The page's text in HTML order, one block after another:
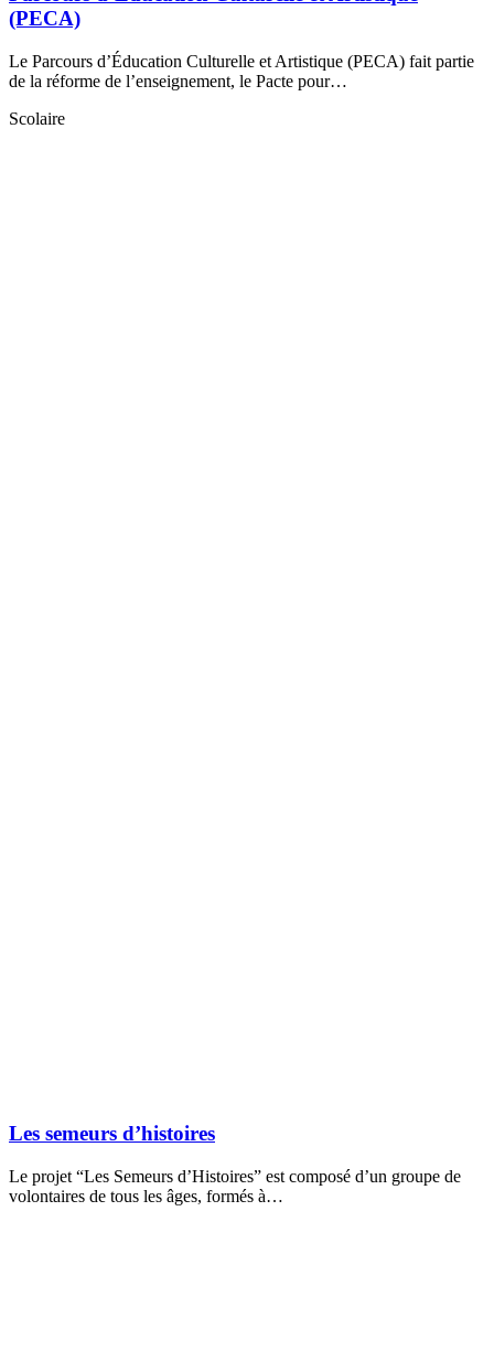
(PECA)
Le Parcours d’Éducation Culturelle et Artistique (PECA) fait partie
de la réforme de l’enseignement, le Pacte pour…
Scolaire
Les semeurs d’histoires
Le projet “Les Semeurs d’Histoires” est composé d’un groupe de
volontaires de tous les âges, formés à…